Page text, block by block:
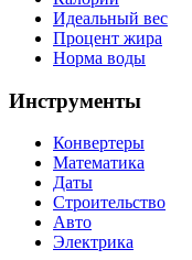
Идеальный вес
Процент жира
Норма воды
Инструменты
Конвертеры
Математика
Даты
Строительство
Авто
Электрика